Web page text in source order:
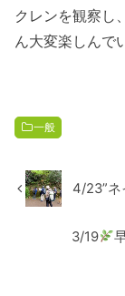
クレンを観察し
ん大変楽しんで
一般
4/23”ネ
3/19